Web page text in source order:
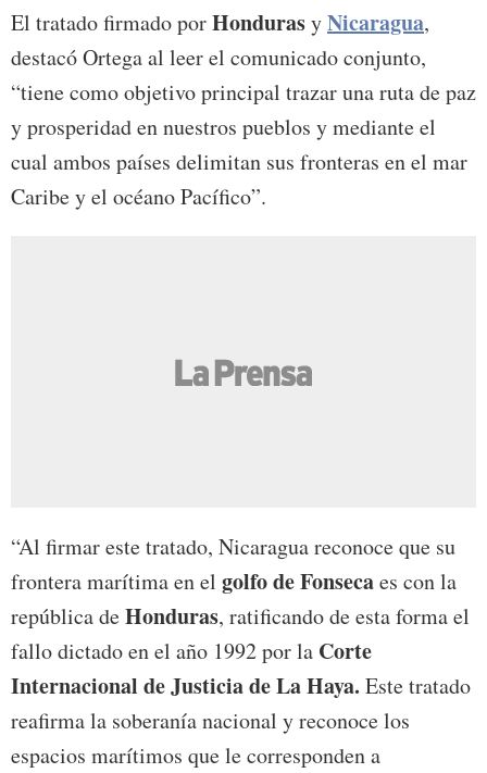
El tratado firmado porHondurasyNicaragua,
destacó Ortega al leer el comunicado conjunto,
“tiene como objetivo principal trazar una ruta de paz
y prosperidad en nuestros pueblos y mediante el
cual ambos países delimitan sus fronteras en el mar
Caribe y el océano Pacífico”.
“Al firmar este tratado, Nicaragua reconoce que su
frontera marítima en el golfo de Fonsecaes con la
república deHonduras, ratificando de esta forma el
fallo dictado en el año 1992 por la Corte
Internacional de Justicia de La Haya. Este tratado
reafirma la soberanía nacional y reconoce los
espacios marítimos que le corresponden a